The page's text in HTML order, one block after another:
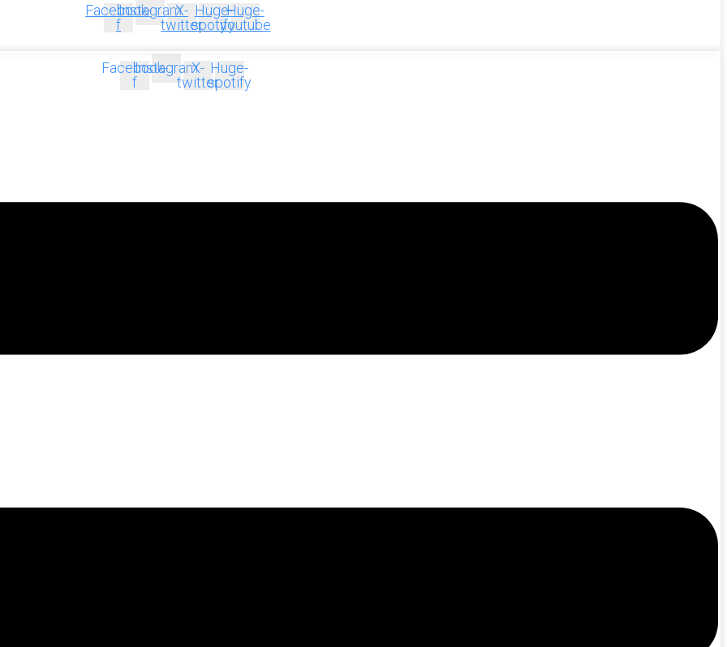
Facebook-
f
InstagramX-
twitter
Huge-
spotify
Huge-
youtube
Facebook-
f
InstagramX-
twitter
Huge-
spotify